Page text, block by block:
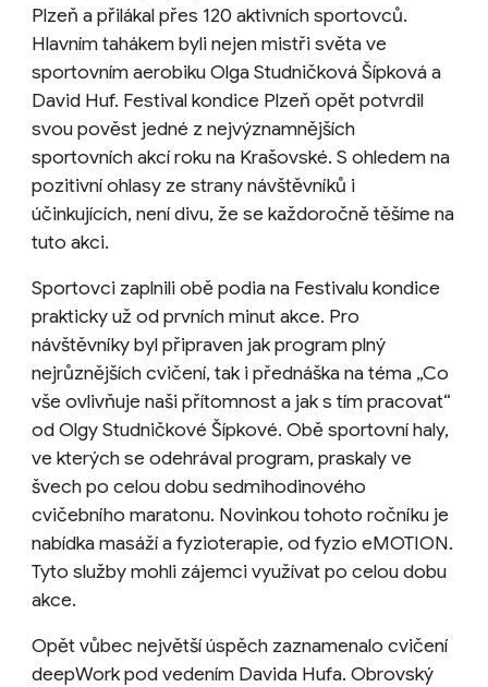
Plzeň a přilákal přes 120 aktivních sportovců.
Hlavním tahákem byli nejen mistři světa ve
sportovním aerobiku Olga Studničková Šípková a
David Huf. Festival kondice Plzeň opět potvrdil
svou pověst jedné z nejvýznamnějších
sportovních akcí roku na Krašovské. S ohledem na
pozitivní ohlasy ze strany návštěvníků i
účinkujících, není divu, že se každoročně těšíme na
tuto akci.
Sportovci zaplnili obě podia na Festivalu kondice
prakticky už od prvních minut akce. Pro
návštěvníky byl připraven jak program plný
nejrůznějších cvičení, tak i přednáška na téma „Co
vše ovlivňuje naši přítomnost a jak s tím pracovat“
od Olgy Studničkové Šípkové. Obě sportovní haly,
ve kterých se odehrával program, praskaly ve
švech po celou dobu sedmihodinového
cvičebního maratonu. Novinkou tohoto ročníku je
nabídka masáží a fyzioterapie, od fyzio eMOTION.
Tyto služby mohli zájemci využívat po celou dobu
akce.
Opět vůbec největší úspěch zaznamenalo cvičení
deepWork pod vedením Davida Hufa. Obrovský